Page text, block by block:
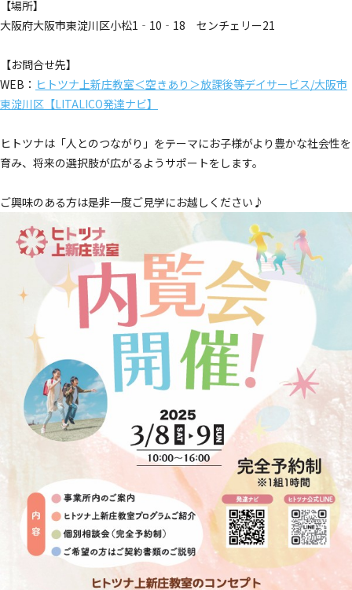
【場所】
大阪府大阪市東淀川区小松1‐10‐18 センチェリー21
【お問合せ先】
WEB： ヒトツナ上新庄教室＜空きあり＞放課後等デイサービス/大阪市
東淀川区【LITALICO発達ナビ】
ヒトツナは「人とのつながり」をテーマにお子様がより豊かな社会性を
育み、将来の選択肢が広がるようサポートをします。
ご興味のある方は是非一度ご見学にお越しください♪